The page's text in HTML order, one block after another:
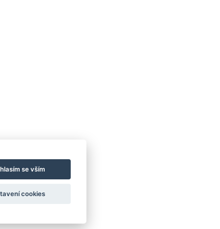
se vším
cookies